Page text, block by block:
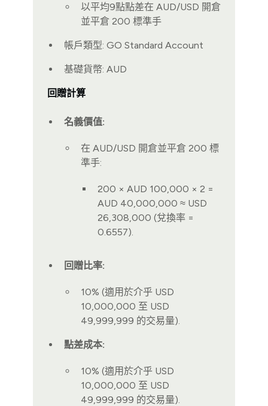
以平均9點點差在 AUD/USD 開倉
並平倉 200 標準手
帳戶類型: GO Standard Account
基礎貨幣: AUD
回贈計算
名義價值:
在 AUD/USD 開倉並平倉 200 標
準手:
200 × AUD 100,000 × 2 =
AUD 40,000,000 ≈ USD
26,308,000 (兌換率 =
0.6557).
回贈比率:
10% (適用於介乎 USD
10,000,000 至 USD
49,999,999 的交易量).
點差成本:
10% (適用於介乎 USD
10,000,000 至 USD
49,999,999 的交易量).